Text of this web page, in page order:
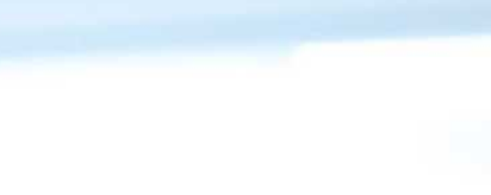
аудиторию. И дело не только в том, что пришли и
профессий и увлечений.